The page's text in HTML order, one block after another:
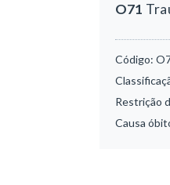
O71
Código:
Restrição
Causa